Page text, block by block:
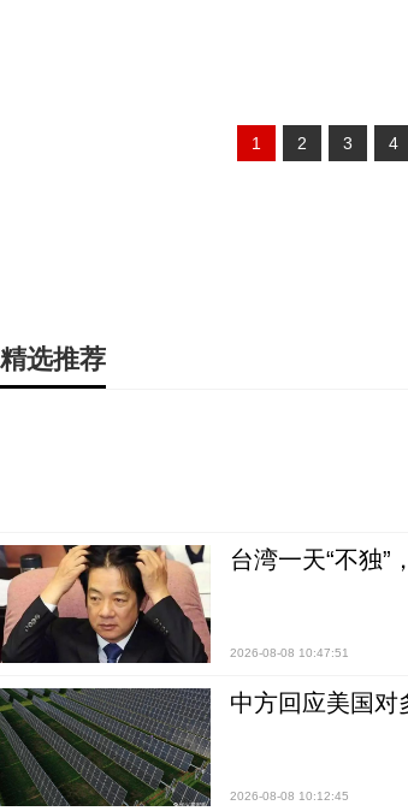
1 2 3 4
精选推荐
台湾一天“不独”
2026-08-08 10:47:51
中方回应美国对
2026-08-08 10:12:45